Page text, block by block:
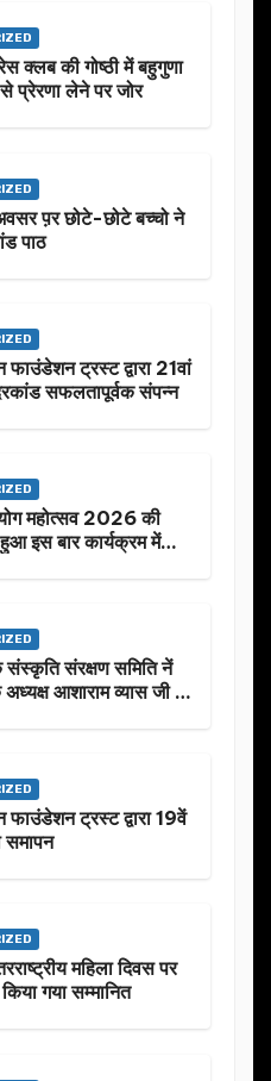
क्लब की गोष्ठी में बहुगुणा
प्रेरणा लेने पर जोर
प़र छोटे-छोटे बच्चो ने
पाठ
फाउंडेशन ट्रस्ट द्वारा 21वां
सफलतापूर्वक संपन्न
महोत्सव 2026 की
इस बार कार्यक्रम में
संस्कृति संरक्षण समिति नें
आशाराम व्यास जी के
फाउंडेशन ट्रस्ट द्वारा 19वें
महिला दिवस पर
गया सम्मानित